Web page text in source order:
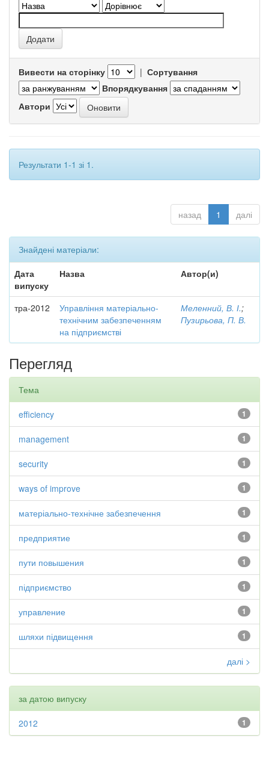
Вивести на сторінку | Сортування
Впорядкування
Автори
Результати 1-1 зі 1.
назад 1 далі
Знайдені матеріали:
Дата
випуску
Назва Автор(и)
тра-2012
Управління матеріально-
технічним забезпеченням
на підприємстві
Меленний, В. І.;
Пузирьова, П. В.
Перегляд
Тема
1
efficiency
1
management
1
security
1
ways of improve
1
матеріально-технічне забезпечення
1
предприятие
1
пути повышения
1
підприємство
1
управление
1
шляхи підвищення
далі >
за датою випуску
1
2012